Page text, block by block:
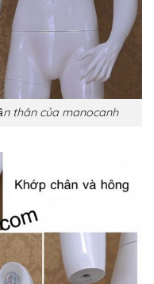
thân của manocanh